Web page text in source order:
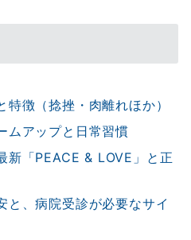
徴（捻挫・肉離れほか）
ムアップと日常習慣
新「PEACE & LOVE」と正
と、病院受診が必要なサイ